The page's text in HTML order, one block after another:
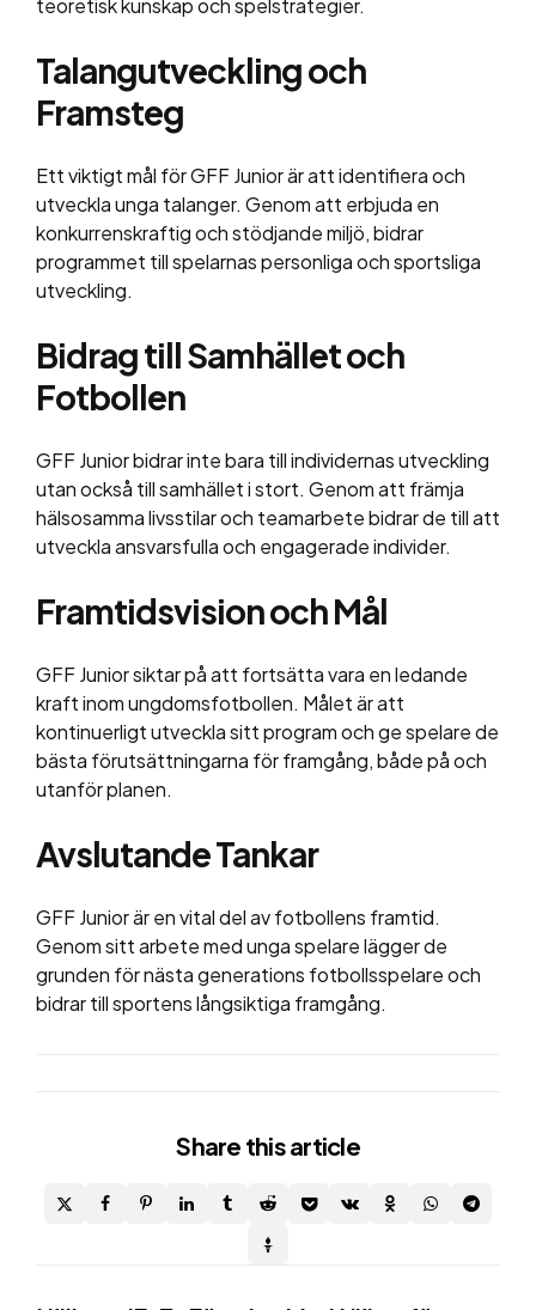
teoretisk kunskap och spelstrategier.
Talangutveckling och
Framsteg
Ett viktigt mål för GFF Junior är att identifiera och
utveckla unga talanger. Genom att erbjuda en
konkurrenskraftig och stödjande miljö, bidrar
programmet till spelarnas personliga och sportsliga
utveckling.
Bidrag till Samhället och
Fotbollen
GFF Junior bidrar inte bara till individernas utveckling
utan också till samhället i stort. Genom att främja
hälsosamma livsstilar och teamarbete bidrar de till att
utveckla ansvarsfulla och engagerade individer.
Framtidsvision och Mål
GFF Junior siktar på att fortsätta vara en ledande
kraft inom ungdomsfotbollen. Målet är att
kontinuerligt utveckla sitt program och ge spelare de
bästa förutsättningarna för framgång, både på och
utanför planen.
Avslutande Tankar
GFF Junior är en vital del av fotbollens framtid.
Genom sitt arbete med unga spelare lägger de
grunden för nästa generations fotbollsspelare och
bidrar till sportens långsiktiga framgång.
Share this article